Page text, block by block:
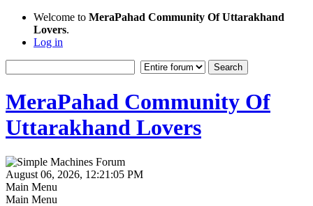
Welcome to MeraPahad Community Of Uttarakhand
Lovers.
Log in
MeraPahad Community Of
Uttarakhand Lovers
August 06, 2026, 12:21:05 PM
Main Menu
Main Menu